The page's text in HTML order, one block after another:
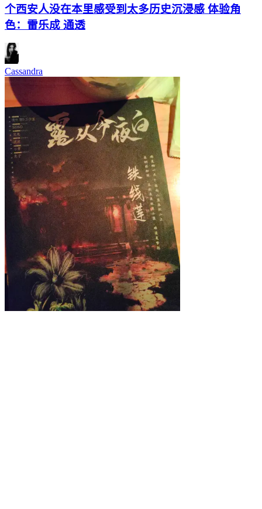
个西安人没在本里感受到太多历史沉浸感 体验角
色：雷乐成 通透
Cassandra